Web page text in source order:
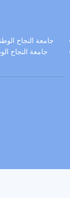
جامعة النجاح الوطنية /
جامعة النجاح